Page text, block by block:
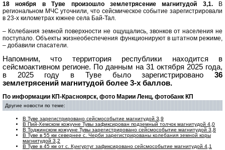
18 ноября в Туве произошло землетрясение магнитудой 3,1.В
региональном МЧС уточнили, что сейсмическое событие зарегистрировали
в 23-х километрах южнее села Бай-Тал.
– Колебания земной поверхности не ощущались, звонков от населения не
поступало. Объекты жизнеобеспечения функционируют в штатном режиме,
– добавили спасатели.
Напомним, что территория республики находится в
сейсмоактивном регионе. По данным на 31 октября 2025 года,
в 2025 году в Туве было зарегистрировано 36
землетрясений магнитудой более 3-х баллов.
По информации КП-Красноярск, фото Марии Ленц, фотобанк КП
Другие новости по теме:
В Туве зарегистрировано сейсмособытие магнитудой 3,9
В Пий-Хемском кожууне Тувы зафиксирован подземный толчок магнитудой 4,0
В Тоджинском кожууне Тувы зарегистрировано сейсмособытие магнитудой 3,8
В Туве в 55 км севернее с. Черби зарегистрированы колебания земной коры
магнитудой 3,2
В Туве в 45 км от с. Кунгуртуг зафиксировано сейсмособытие магнитудой 4,1